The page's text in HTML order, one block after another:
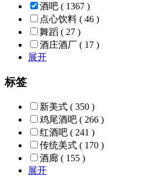
酒吧 ( 1367 )
点心饮料 ( 46 )
舞蹈 ( 27 )
酒庄酒厂 ( 17 )
展开
标签
新美式 ( 350 )
鸡尾酒吧 ( 266 )
红酒吧 ( 241 )
传统美式 ( 170 )
酒廊 ( 155 )
展开